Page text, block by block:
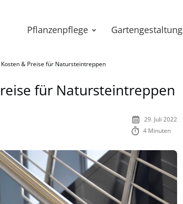
Pflanzenpflege Gartengestaltung
& Preise für Natursteintreppen
für Natursteintreppen
29. Juli 2022
4 Minuten